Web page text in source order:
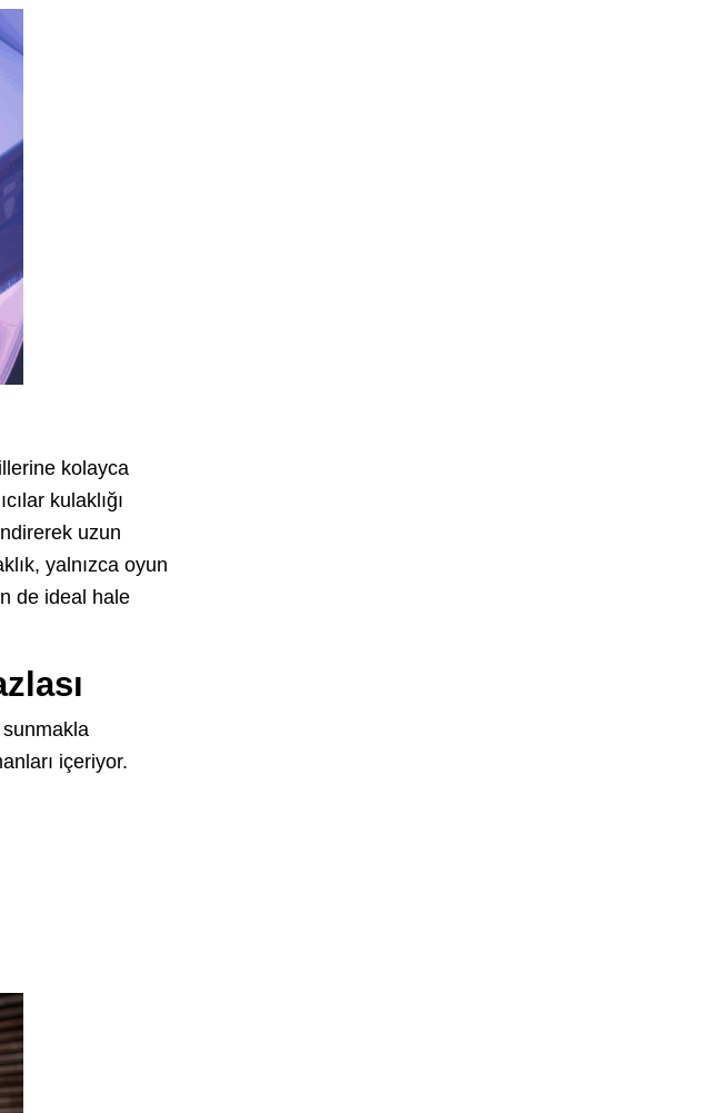
kolayca
kulaklığı
uzun
yalnızca oyun
de ideal hale
sunmakla
içeriyor.